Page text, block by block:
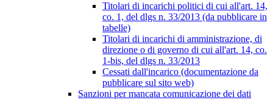
Titolari di incarichi politici di cui all'art. 14,
co. 1, del dlgs n. 33/2013 (da pubblicare in
tabelle)
Titolari di incarichi di amministrazione, di
direzione o di governo di cui all'art. 14, co.
1-bis, del dlgs n. 33/2013
Cessati dall'incarico (documentazione da
pubblicare sul sito web)
Sanzioni per mancata comunicazione dei dati